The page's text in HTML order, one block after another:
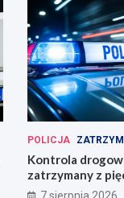
POLICJA
Kontrola
zatrzymany z
ucieczki
7 sierpnia 2026